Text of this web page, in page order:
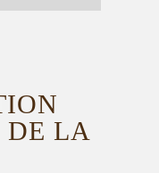
DE LA